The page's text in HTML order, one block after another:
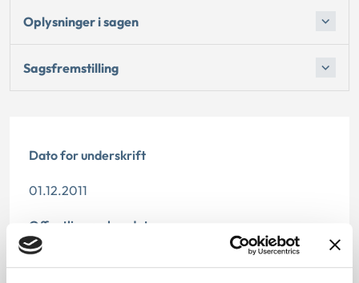
Oplysninger i sagen
Sagsfremstilling
Dato for underskrift
01.12.2011
Offentliggørelsesdato